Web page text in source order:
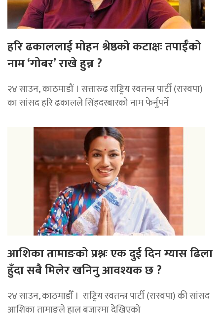
हरि ढकाललाई मोहन श्रेष्ठको कटाक्षः तपाईँको
नाम ‘गोबर’ राखे हुन्न ?
२४ साउन, काठमाडौं । सत्तारुढ राष्ट्रिय स्वतन्त्र पार्टी (रास्वपा)
का सांसद हरि ढकालले सिंहदरबारको नाम फेर्नुपर्ने
आशिका तामाङको प्रश्नः एक दुई दिन ग्यास ढिला
हुँदा सबै मिलेर खनिनु आवश्यक छ ?
२४ साउन, काठमाडौँ । राष्ट्रिय स्वतन्त्र पार्टी (रास्वपा) की सांसद
आशिका तामाङले हाल बजारमा देखिएको